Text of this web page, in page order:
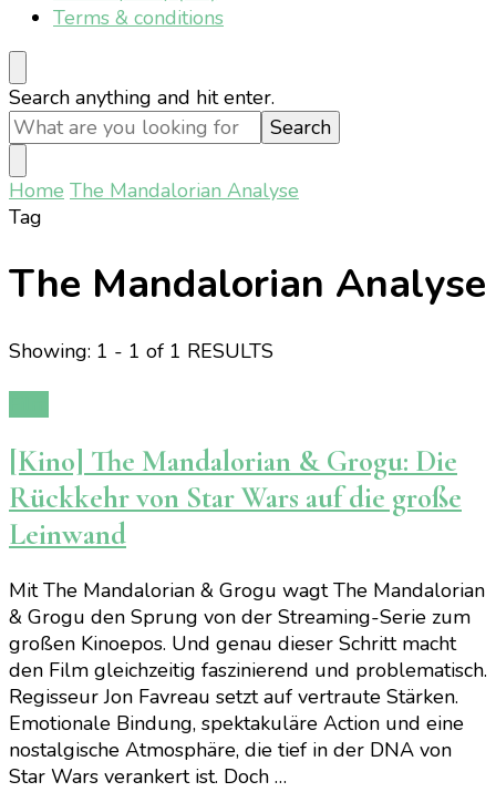
Terms & conditions
Looking
for
Something?
Search anything and hit enter.
Home The Mandalorian Analyse
Tag
The Mandalorian Analyse
Showing: 1 - 1 of 1 RESULTS
[Kino] The Mandalorian & Grogu: Die
Rückkehr von Star Wars auf die große
Leinwand
Mit The Mandalorian & Grogu wagt The Mandalorian
& Grogu den Sprung von der Streaming-Serie zum
großen Kinoepos. Und genau dieser Schritt macht
den Film gleichzeitig faszinierend und problematisch.
Regisseur Jon Favreau setzt auf vertraute Stärken.
Emotionale Bindung, spektakuläre Action und eine
nostalgische Atmosphäre, die tief in der DNA von
Star Wars verankert ist. Doch …